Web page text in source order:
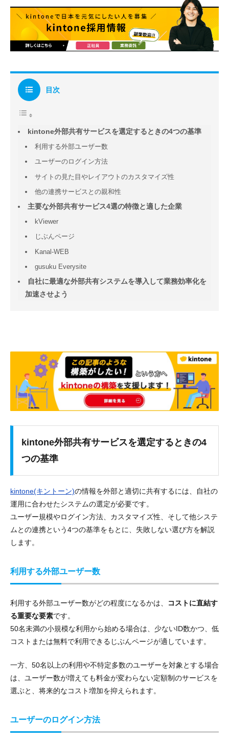
目次
kintone外部共有サービスを選定するときの4つの基準
利用する外部ユーザー数
ユーザーのログイン方法
サイトの見た目やレイアウトのカスタマイズ性
他の連携サービスとの親和性
主要な外部共有サービス4選の特徴と適した企業
kViewer
じぶんページ
Kanal-WEB
gusuku Everysite
自社に最適な外部共有システムを導入して業務効率化を
加速させよう
kintone外部共有サービスを選定するときの4
つの基準
kintone(キントーン)の情報を外部と適切に共有するには、自社の
運用に合わせたシステムの選定が必要です。
ユーザー規模やログイン方法、カスタマイズ性、そして他システ
ムとの連携という4つの基準をもとに、失敗しない選び方を解説
します。
利用する外部ユーザー数
利用する外部ユーザー数がどの程度になるかは、
コストに直結す
る重要な要素です。
50名未満の小規模な利用から始める場合は、少ないID数かつ、低
コストまたは無料で利用できるじぶんページが適しています。
一方、50名以上の利用や不特定多数のユーザーを対象とする場合
は、ユーザー数が増えても料金が変わらない定額制のサービスを
選ぶと、将来的なコスト増加を抑えられます。
ユーザーのログイン方法